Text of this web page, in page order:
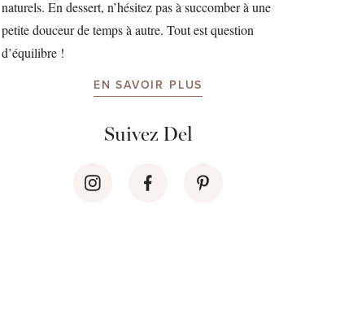
naturels. En dessert, n’hésitez pas à succomber à une
petite douceur de temps à autre. Tout est question
d’équilibre !
EN SAVOIR PLUS
Suivez Del